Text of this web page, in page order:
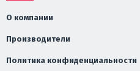
О компании
Производители
Политика конфиденциальности